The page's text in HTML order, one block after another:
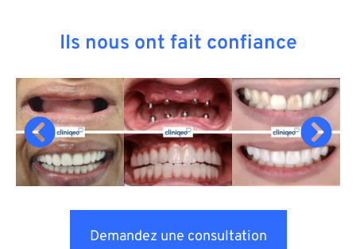
Ils nous ont fait confiance
Demandez une consultation